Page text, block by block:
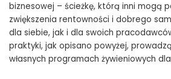
biznesowej – ścieżkę, którą inni mogą
zwiększenia rentowności i dobrego
dla siebie, jak i dla swoich
praktyki, jak opisano powyżej,
własnych programach żywieniowych